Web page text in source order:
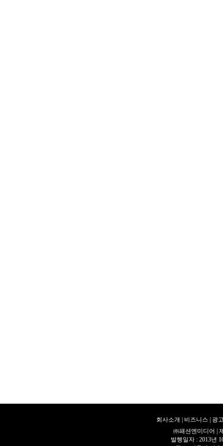
회사소개 | 비즈니스 | 광
㈜패션엔미디어 |
발행일자 : 2013년